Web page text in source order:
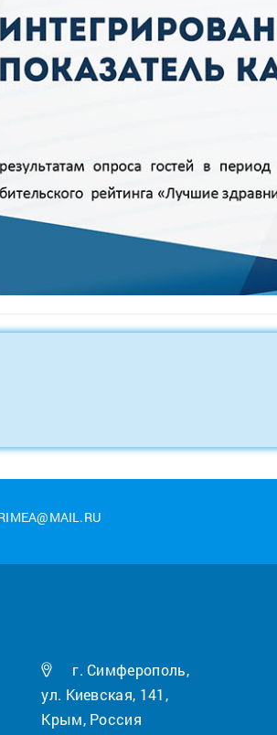
г. Симферополь,
ул. Киевская, 141,
Крым, Россия